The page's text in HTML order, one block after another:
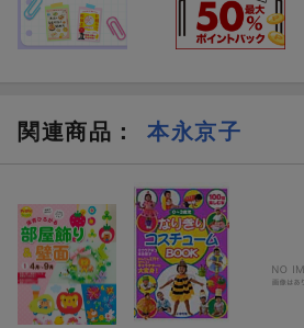
関連商品 ： 本永京子